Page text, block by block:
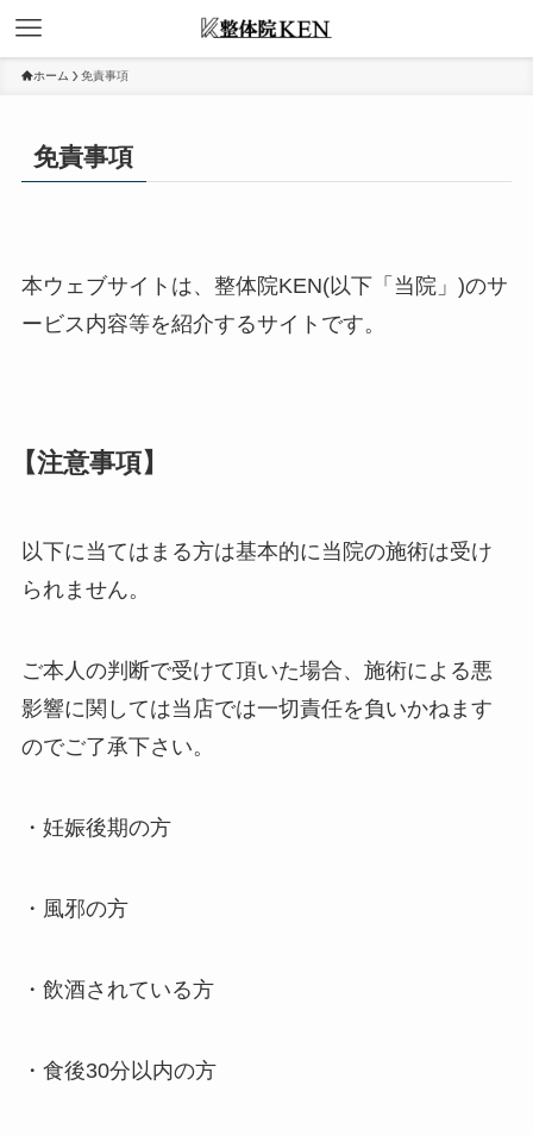
ホーム 免責事項
免責事項
本ウェブサイトは、整体院KEN(以下「当院」)のサ
ービス内容等を紹介するサイトです。
【注意事項】
以下に当てはまる方は基本的に当院の施術は受け
られません。
ご本人の判断で受けて頂いた場合、施術による悪
影響に関しては当店では一切責任を負いかねます
のでご了承下さい。
・妊娠後期の方
・風邪の方
・飲酒されている方
・食後30分以内の方